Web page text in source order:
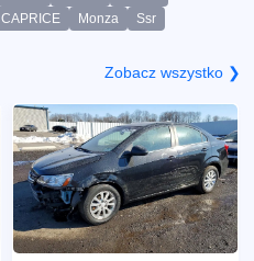
CAPRICE Monza Ssr
Zobacz wszystko ❯